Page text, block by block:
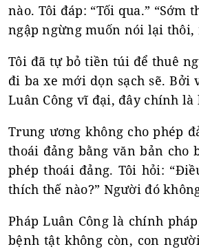
nào. Tôi đáp: “Tối qua.”
ngập ngừng muốn nói lại
Tôi đã tự bỏ tiền túi để thuê
đi ba xe mới dọn sạch sẽ. Bởi
Luân Công vĩ đại, đây chính
Trung ương không cho phép
thoái đảng bằng văn bản cho
phép thoái đảng. Tôi hỏi:
thích thế nào?” Người đó
Pháp Luân Công là chính
bệnh tật không còn, con